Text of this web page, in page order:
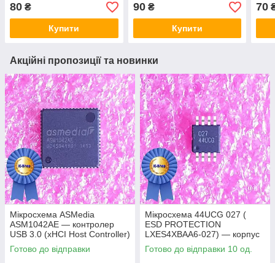
80 ₴
Купити
90₴
Купити
70
Акційні пропозиції та новинки
Мікросхема ASMedia
ASM1042AE — контролер
USB 3.0 (xHCI Host Controller)
Готово до відправки
Мікросхема 44UCG 027 (
ESD PROTECTION
LXES4XBAA6-027) — корпус
msop8
Готово до відправки 10 од.